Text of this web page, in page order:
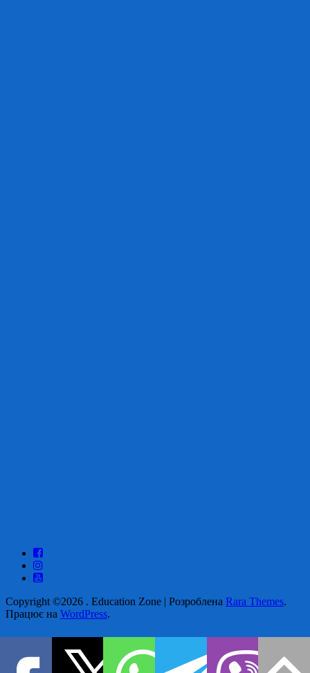
Copyright ©2026 . Education Zone | Розроблена Rara Themes.
Працює на WordPress.